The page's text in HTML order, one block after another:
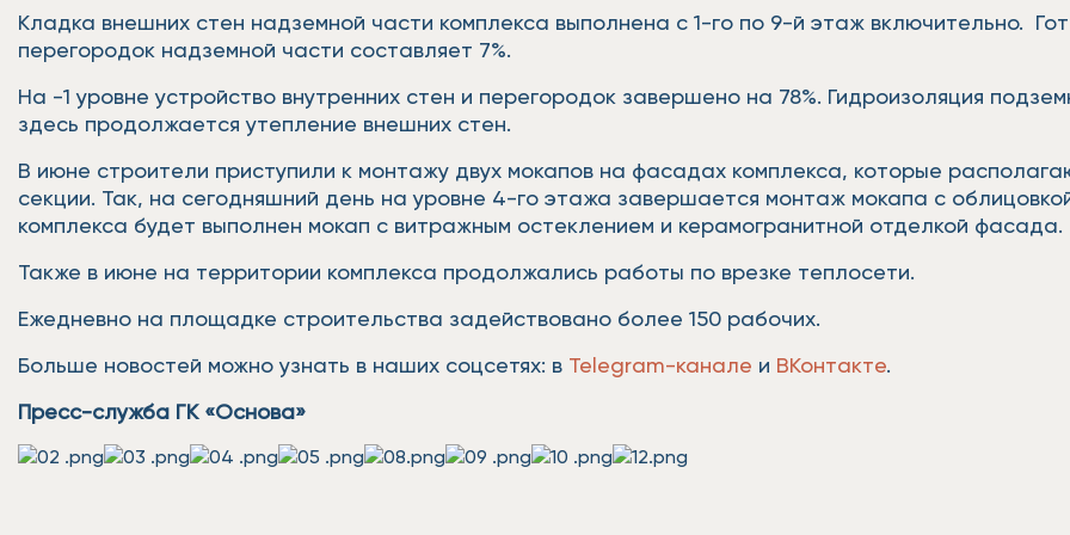
Кладка внешних стен надземной части комплекса выполнена с 1-го по 9-й этаж включительно.
перегородок надземной части составляет 7%.
На -1 уровне устройство внутренних стен и перегородок завершено на 78%. Гидроизоляция
здесь продолжается утепление внешних стен.
В июне строители приступили к монтажу двух мокапов на фасадах комплекса, которые
секции. Так, на сегодняшний день на уровне 4-го этажа завершается монтаж мокапа с
комплекса будет выполнен мокап с витражным остеклением и керамогранитной отделкой фасада.
Также в июне на территории комплекса продолжались работы по врезке теплосети.
Ежедневно на площадке строительства задействовано более 150 рабочих.
Больше новостей можно узнать в наших соцсетях: в Telegram-канале и ВКонтакте.
Пресс-служба ГК «Основа»